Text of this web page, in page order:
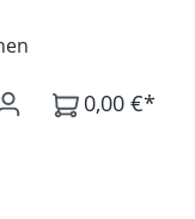
0,00 €*